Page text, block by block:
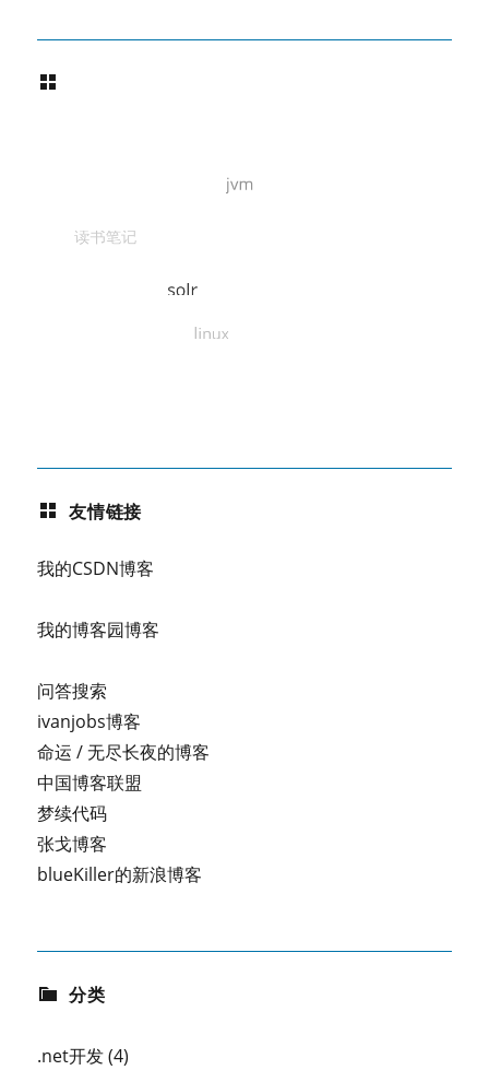
友情链接
我的CSDN博客
我的博客园博客
问答搜索
ivanjobs博客
命运 / 无尽长夜的博客
中国博客联盟
梦续代码
张戈博客
blueKiller的新浪博客
分类
.net开发(4)